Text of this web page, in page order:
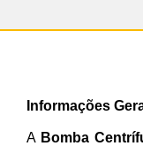
Informações
A Bomba